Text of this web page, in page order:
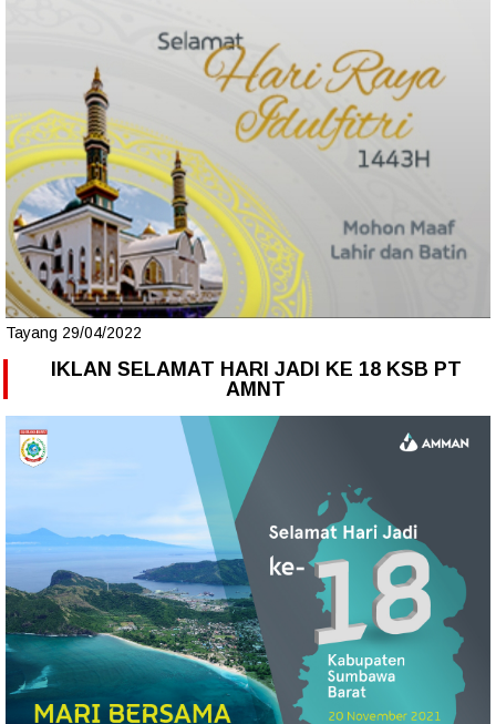
Tayang 29/04/2022
IKLAN SELAMAT HARI JADI KE 18 KSB PT
AMNT